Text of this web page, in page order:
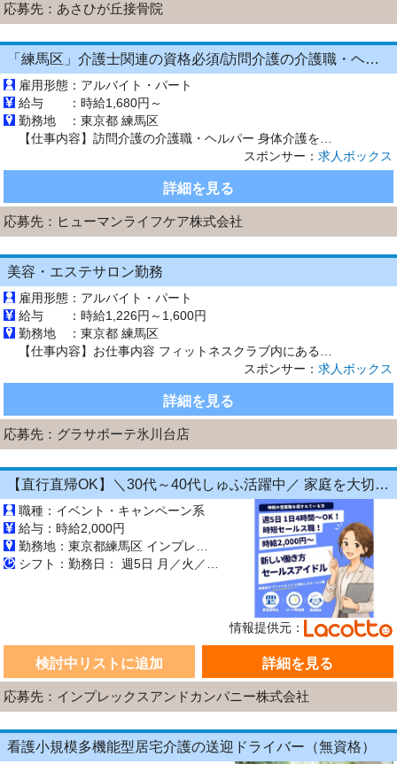
応募先： あさひが丘接骨院
「練馬区」介護士関連の資格必須/訪問介護の介護職・ヘルパー/時給1,570円から
雇用形態： アルバイト・パート
給与 ： 時給1,680円～
勤務地 ： 東京都 練馬区
スポンサー： 求人ボックス
詳細を見る
応募先： ヒューマンライフケア株式会社
美容・エステサロン勤務
雇用形態： アルバイト・パート
給与 ： 時給1,226円～1,600円
勤務地 ： 東京都 練馬区
スポンサー： 求人ボックス
詳細を見る
応募先： グラサボーテ氷川台店
【直行直帰OK】＼30代～40代しゅふ活躍中／ 家庭を大切にしながら営業キャリアを継続できる！1日4時間～OKの飲食店向けラウンダー（営業）正社員登用あり◎
職種：イベント・キャンペーン系
給与：時給2,000円
情報提供元：
検討中リストに追加 詳細を見る
応募先：インプレックスアンドカンパニー株式会社
看護小規模多機能型居宅介護の送迎ドライバー（無資格）